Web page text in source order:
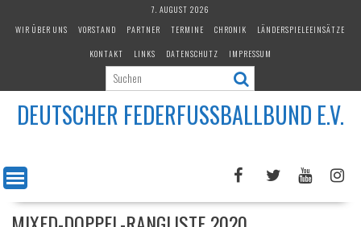
7. AUGUST 2026
WIR ÜBER UNS
VORSTAND PARTNER TERMINE CHRONIK
LÄNDERSPIELEEINSÄTZE
KONTAKT
LINKS DATENSCHUTZ IMPRESSUM
DEUTSCHER FEDERFUSSBALLBUND E.V.